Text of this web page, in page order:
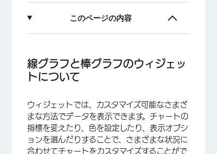
このページの内容
ダッシュボードの種類
フィールドタイプの互換性
ウィジェットのカスタマイズ
オプションを表示
データを日付ごとに分ける
線グラフと棒グラフのウィジェッ
トについて
ウィジェットでは、カスタマイズ可能なさまざ
まな方法でデータを表示できます。チャートの
指標を変えたり、色を設定したり、表示オプシ
ョンを選んだりすることで、さまざまな状況に
合わせてチャートをカスタマイズすることがで